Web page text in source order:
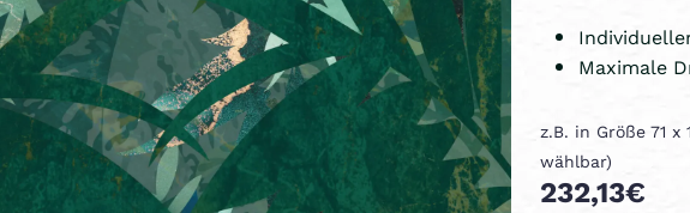
Maximale
z.B. in Größe 71
wählbar)
232,13€